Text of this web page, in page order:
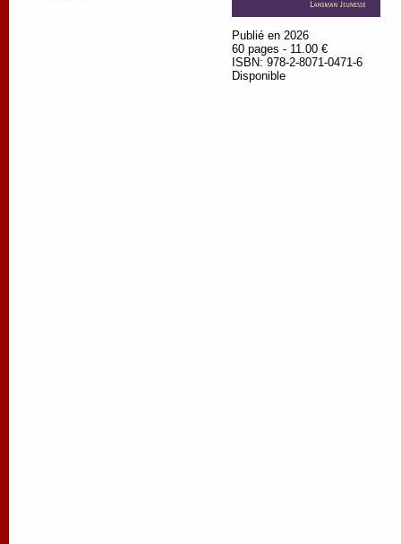
Publié en 2026
60 pages - 11.00 €
ISBN: 978-2-8071-0471-6
Disponible